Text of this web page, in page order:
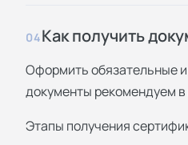
04Как получить
Оформить обязательные
документы рекомендуем
Этапы получения